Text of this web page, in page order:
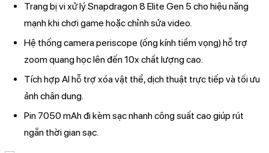
Trang bị vi xử lý Snapdragon 8 Elite Gen 5 cho hiệu năng
mạnh khi chơi game hoặc chỉnh sửa video.
Hệ thống camera periscope (ống kính tiềm vọng) hỗ trợ
zoom quang học lên đến 10x chất lượng cao.
Tích hợp AI hỗ trợ xóa vật thể, dịch thuật trực tiếp và tối ưu
ảnh chân dung.
Pin 7050 mAh đi kèm sạc nhanh công suất cao giúp rút
ngắn thời gian sạc.